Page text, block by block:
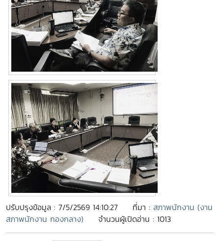
ปรับปรุงข้อมูล : 7/5/2569 14:10:27 ที่มา : สภาพนักงาน (งาน
สภาพนักงาน กองกลาง)
จำนวนผู้เปิดอ่าน : 1013